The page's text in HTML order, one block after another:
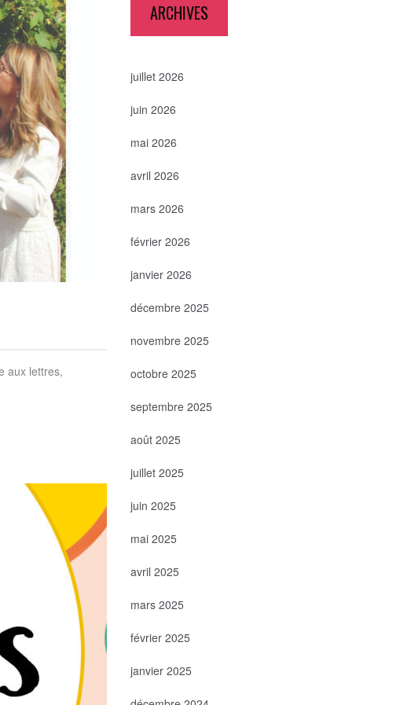
aux lettres,
ARCHIVES
juillet 2026
juin 2026
mai 2026
avril 2026
mars 2026
février 2026
janvier 2026
décembre 2025
novembre 2025
octobre 2025
septembre 2025
août 2025
juillet 2025
juin 2025
mai 2025
avril 2025
mars 2025
février 2025
janvier 2025